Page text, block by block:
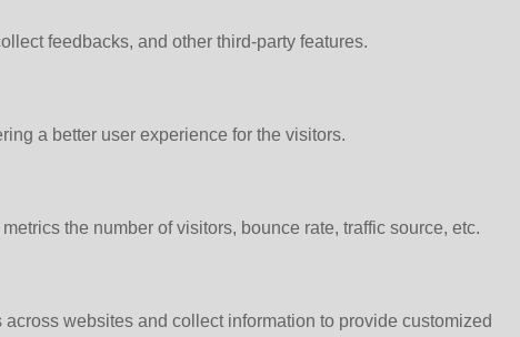
feedbacks, and other third-party features.
a better user experience for the visitors.
the number of visitors, bounce rate, traffic source, etc.
websites and collect information to provide customized